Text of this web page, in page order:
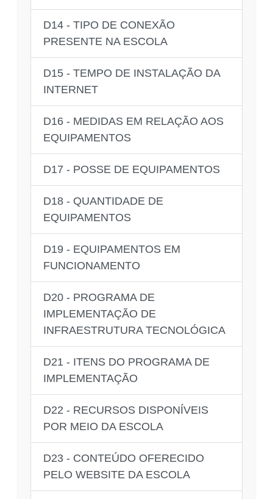
D14 - TIPO DE CONEXÃO
PRESENTE NA ESCOLA
D15 - TEMPO DE INSTALAÇÃO DA
INTERNET
D16 - MEDIDAS EM RELAÇÃO AOS
EQUIPAMENTOS
D17 - POSSE DE EQUIPAMENTOS
D18 - QUANTIDADE DE
EQUIPAMENTOS
D19 - EQUIPAMENTOS EM
FUNCIONAMENTO
D20 - PROGRAMA DE
IMPLEMENTAÇÃO DE
INFRAESTRUTURA TECNOLÓGICA
D21 - ITENS DO PROGRAMA DE
IMPLEMENTAÇÃO
D22 - RECURSOS DISPONÍVEIS
POR MEIO DA ESCOLA
D23 - CONTEÚDO OFERECIDO
PELO WEBSITE DA ESCOLA